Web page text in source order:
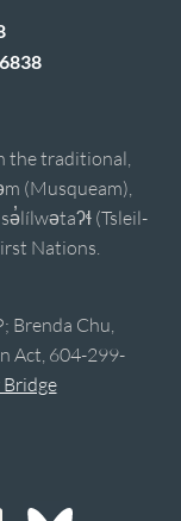
the traditional,
(Musqueam),
(Tsleil-
Nations.
Chu,
Act, 604-299-